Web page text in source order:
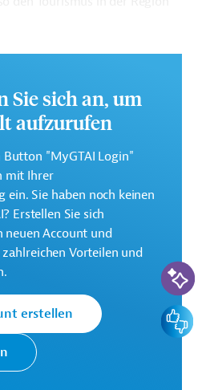
dem geplanten Projekt finden
EIB: Schwerpunkte, Regularien
zur Geschäftsanbahnung.
Darlehen)
EIB vertritt die
Interessen der
Sie sich an, um
aufzurufen
Button "MyGTAI Login"
mit Ihrer
ein. Sie haben noch keinen
Erstellen Sie sich
neuen Account und
Vorteilen und
erstellen
KI-